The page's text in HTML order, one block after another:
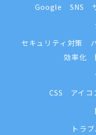
Google
SNS
セキュリティ対策
効率化
CSS
アイコ
トラ